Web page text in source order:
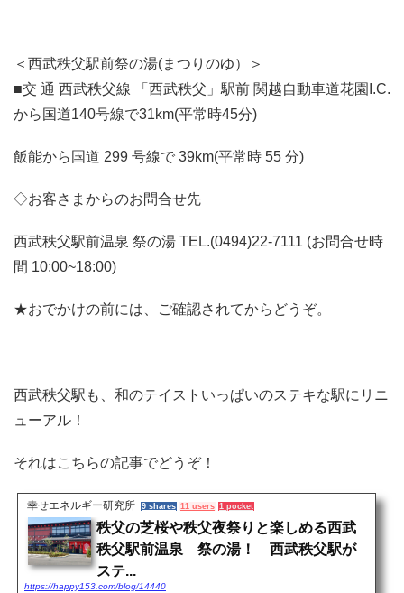
＜西武秩父駅前祭の湯(まつりのゆ）＞
■交 通 西武秩父線 「西武秩父」駅前 関越自動車道花園I.C.
から国道140号線で31km(平常時45分)
飯能から国道 299 号線で 39km(平常時 55 分)
◇お客さまからのお問合せ先
西武秩父駅前温泉 祭の湯 TEL.(0494)22-7111 (お問合せ時
間 10:00~18:00)
★おでかけの前には、ご確認されてからどうぞ。
西武秩父駅も、和のテイストいっぱいのステキな駅にリニ
ューアル！
それはこちらの記事でどうぞ！
幸せエネルギー研究所 9 shares 11 users 1 pocket
秩父の芝桜や秩父夜祭りと楽しめる西武
秩父駅前温泉 祭の湯！ 西武秩父駅が
ステ...
https://happy153.com/blog/14440